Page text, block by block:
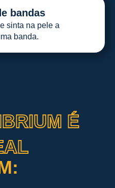
bandas
sinta na pele a
banda.
É